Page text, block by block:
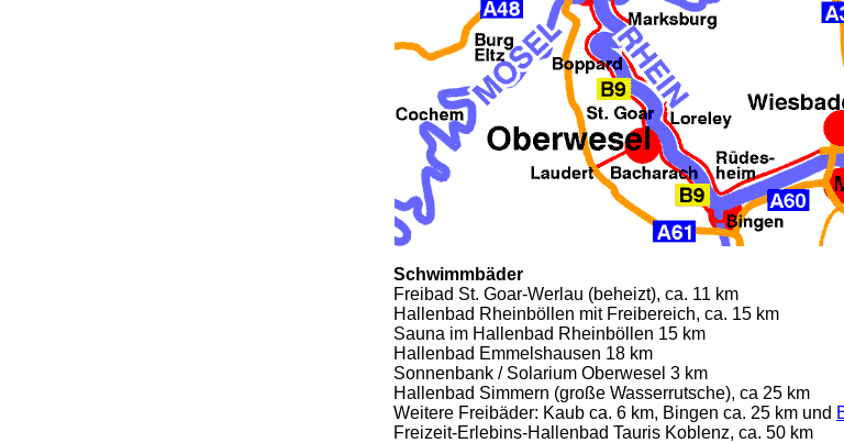
Schwimmbäder
Freibad St. Goar-Werlau (beheizt), ca. 11 km
Hallenbad Rheinböllen mit Freibereich, ca. 15 km
Sauna im Hallenbad Rheinböllen 15 km
Hallenbad Emmelshausen 18 km
Sonnenbank / Solarium Oberwesel 3 km
Hallenbad Simmern (große Wasserrutsche), ca 25 km
Weitere Freibäder: Kaub ca. 6 km, Bingen ca. 25 km und
Freizeit-Erlebins-Hallenbad Tauris Koblenz, ca. 50 km